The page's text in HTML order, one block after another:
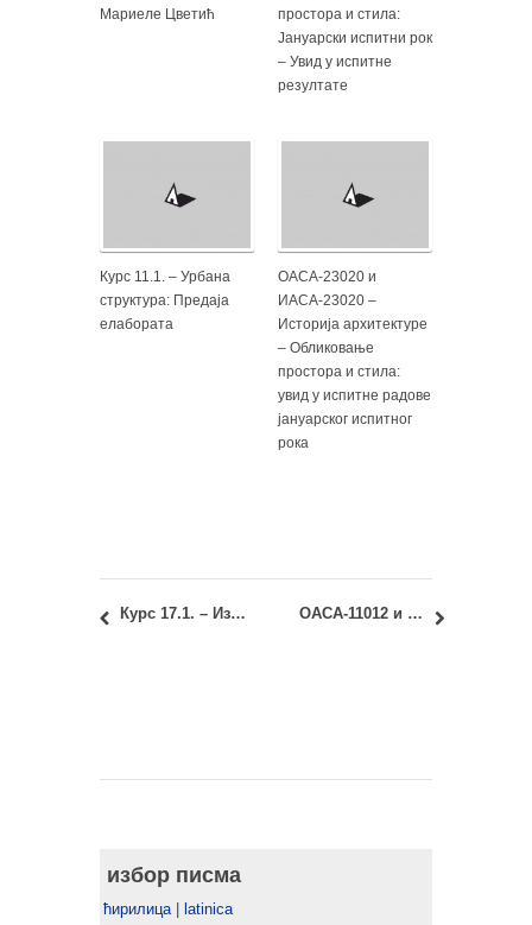
Мариеле Цветић
простора и стила:
Јануарски испитни рок
– Увид у испитне
резултате
Курс 11.1. – Урбана
структура: Предаја
елабората
ОАСА-23020 и
ИАСА-23020 –
Историја архитектуре
– Обликовање
простора и стила:
увид у испитне радове
јануарског испитног
рока
Курс 17.1. – Изборни предмет 1 – Архитекта мора бити писмен: консултације ОАСА-11012 и ИАСА-11012 – Ликовни елементи: консултације
избор писма
ћирилица| latinica